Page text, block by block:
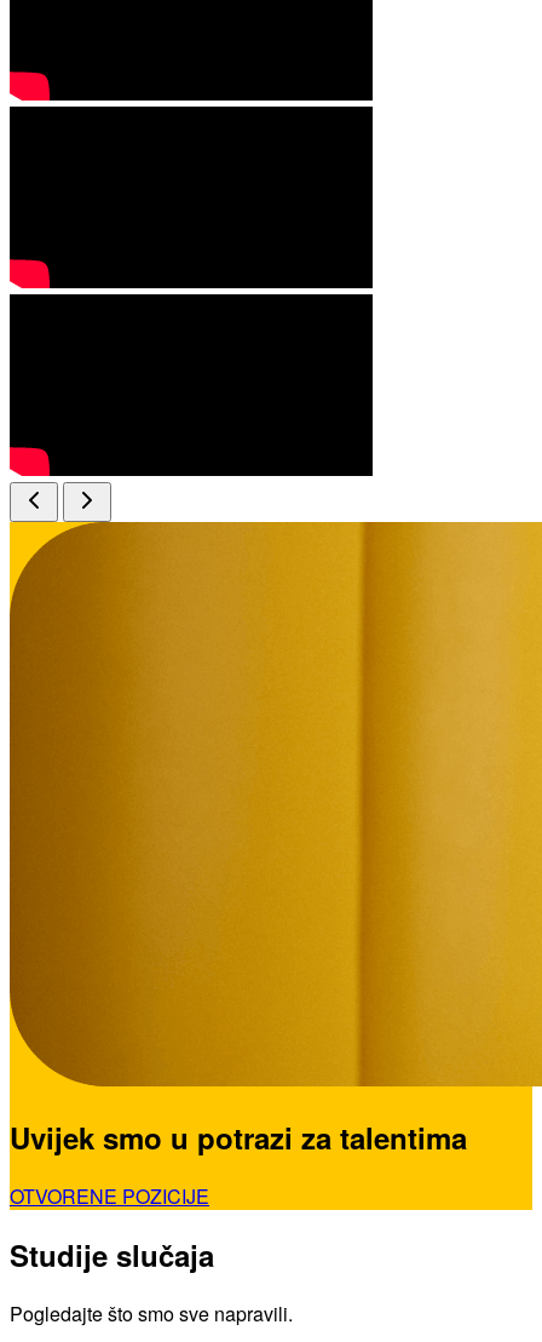
Uvijek smo u potrazi za talentima
OTVORENE POZICIJE
Studije slučaja
Pogledajte što smo sve napravili.